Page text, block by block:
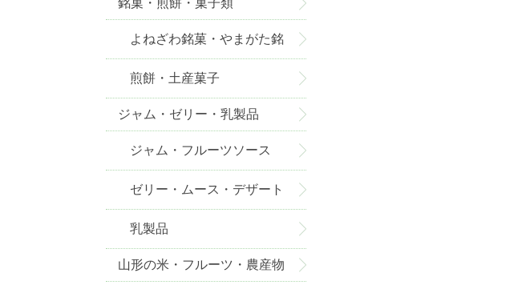
銘菓・煎餅・菓子類
よねざわ銘菓・やまがた銘
菓煎餅・土産菓子
ジャム・ゼリー・乳製品
ジャム・フルーツソース
ゼリー・ムース・デザート
乳製品
山形の米・フルーツ・農産物